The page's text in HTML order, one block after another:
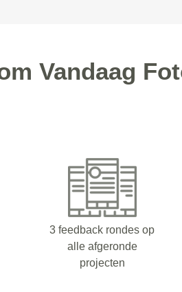
Vandaag
3 feedback rondes op
alle afgeronde
projecten